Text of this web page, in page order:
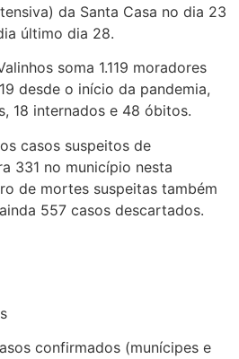
da Santa Casa no dia 23
último dia 28.
soma 1.119 moradores
desde o início da pandemia,
18 internados e 48 óbitos.
casos suspeitos de
331 no município nesta
de mortes suspeitas também
557 casos descartados.
confirmados (munícipes e